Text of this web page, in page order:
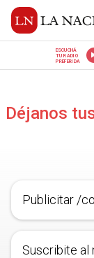
ESCUCHÁ
TU RADIO
PREFERIDA
Déjanos
Publicitar /
Suscribite al